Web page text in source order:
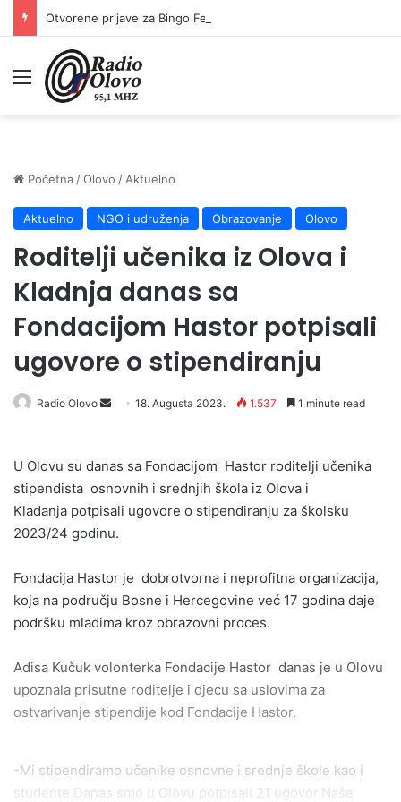
Meni
Početna /Olovo / Aktuelno
Aktuelno NGO i udruženja Obrazovanje Olovo
Roditelji učenika iz Olova i
Kladnja danas sa
Fondacijom Hastor potpisali
ugovore o stipendiranju
Radio Olovo
Send18. Augusta 2023. 1.537 1 minute read
U Olovu su danas sa Fondacijom Hastor roditelji učenika
stipendista osnovnih i srednjih škola iz Olova i
Kladanja potpisali ugovore o stipendiranju za školsku
2023/24 godinu.
Fondacija Hastor je dobrotvorna i neprofitna organizacija,
koja na području Bosne i Hercegovine već 17 godina daje
podršku mladima kroz obrazovni proces.
Adisa Kučuk volonterka Fondacije Hastor danas je u Olovu
upoznala prisutne roditelje i djecu sa uslovima za
ostvarivanje stipendije kod Fondacije Hastor.
-Mi stipendiramo učenike osnovne i srednje škole kao i
studente.Danas smo u Olovu potpisali 21 ugovor.Naše